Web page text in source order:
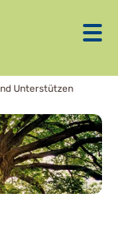
Unterstützen